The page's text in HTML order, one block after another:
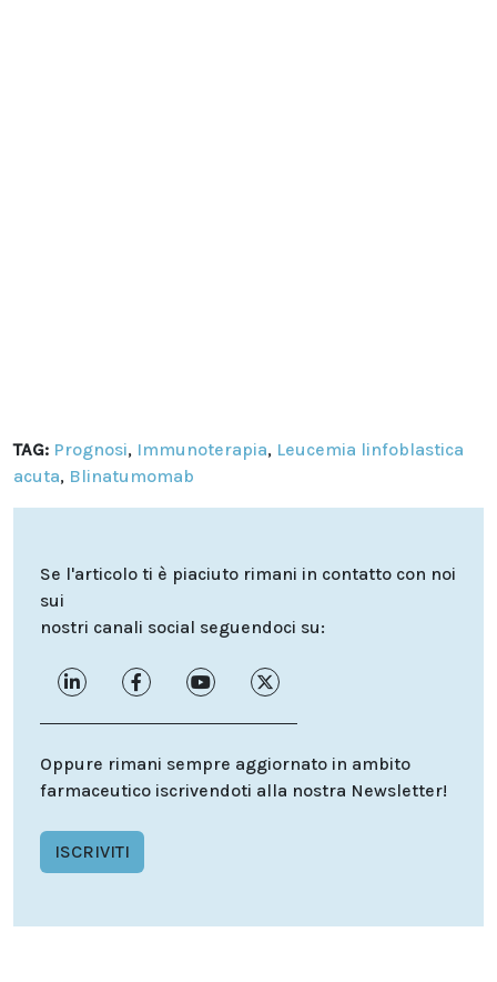
TAG: Prognosi, Immunoterapia, Leucemia linfoblastica
acuta, Blinatumomab
Se l'articolo ti è piaciuto rimani in contatto con noi
sui
nostri canali social seguendoci su:
Oppure rimani sempre aggiornato in ambito
farmaceutico iscrivendoti alla nostra Newsletter!
ISCRIVITI